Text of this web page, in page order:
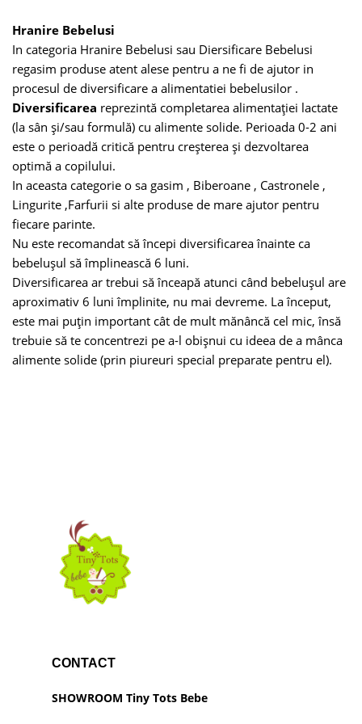
Hranire Bebelusi
In categoria Hranire Bebelusi sau Diersificare Bebelusi
regasim produse atent alese pentru a ne fi de ajutor in
procesul de diversificare a alimentatiei bebelusilor .
Diversificarea reprezintă completarea alimentației lactate
(la sân și/sau formulă) cu alimente solide. Perioada 0-2 ani
este o perioadă critică pentru creșterea și dezvoltarea
optimă a copilului.
In aceasta categorie o sa gasim , Biberoane , Castronele ,
Lingurite ,Farfurii si alte produse de mare ajutor pentru
fiecare parinte.
Nu este recomandat să începi diversificarea înainte ca
bebelușul să împlinească 6 luni.
Diversificarea ar trebui să înceapă atunci când bebelușul are
aproximativ 6 luni împlinite, nu mai devreme. La început,
este mai puțin important cât de mult mănâncă cel mic, însă
trebuie să te concentrezi pe a-l obișnui cu ideea de a mânca
alimente solide (prin piureuri special preparate pentru el).
CONTACT
SHOWROOM Tiny Tots Bebe